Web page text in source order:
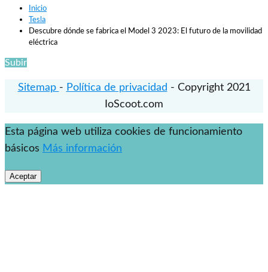
Inicio
Tesla
Descubre dónde se fabrica el Model 3 2023: El futuro de la movilidad
eléctrica
Subir
Sitemap - Política de privacidad - Copyright 2021
IoScoot.com
Esta página web utiliza cookies de funcionamiento
básicos Más información
Aceptar